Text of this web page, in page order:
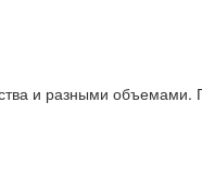
и разными